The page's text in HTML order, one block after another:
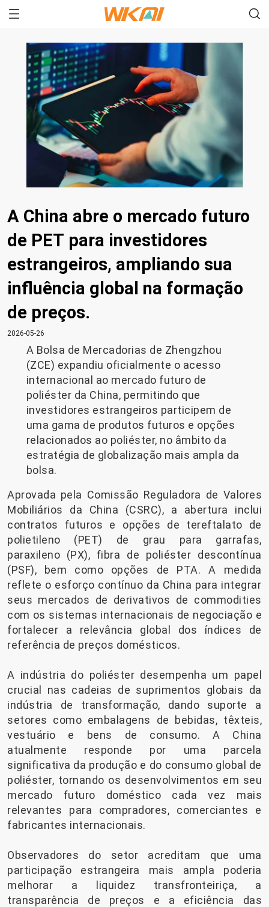
A China abre o mercado futuro
de PET para investidores
estrangeiros, ampliando sua
influência global na formação
de preços.
2026-05-26
A Bolsa de Mercadorias de Zhengzhou
(ZCE) expandiu oficialmente o acesso
internacional ao mercado futuro de
poliéster da China, permitindo que
investidores estrangeiros participem de
uma gama de produtos futuros e opções
relacionados ao poliéster, no âmbito da
estratégia de globalização mais ampla da
bolsa.
Aprovada pela Comissão Reguladora de Valores
Mobiliários da China (CSRC), a abertura inclui
contratos futuros e opções de tereftalato de
polietileno (PET) de grau para garrafas,
paraxileno (PX), fibra de poliéster descontínua
(PSF), bem como opções de PTA. A medida
reflete o esforço contínuo da China para integrar
seus mercados de derivativos de commodities
com os sistemas internacionais de negociação e
fortalecer a relevância global dos índices de
referência de preços domésticos.
A indústria do poliéster desempenha um papel
crucial nas cadeias de suprimentos globais da
indústria de transformação, dando suporte a
setores como embalagens de bebidas, têxteis,
vestuário e bens de consumo. A China
atualmente responde por uma parcela
significativa da produção e do consumo global de
poliéster, tornando os desenvolvimentos em seu
mercado futuro doméstico cada vez mais
relevantes para compradores, comerciantes e
fabricantes internacionais.
Observadores do setor acreditam que uma
participação estrangeira mais ampla poderia
melhorar a liquidez transfronteiriça, a
transparência de preços e a eficiência das